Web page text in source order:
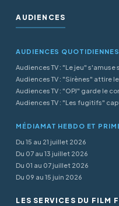
AUDIENCES
AUDIENCES QUOTIDIENNES
Audiences TV : "Le jeu" s'amuse
Audiences TV : "Sirènes" attire le
Audiences TV : "OPJ" garde le
Audiences TV : "Les fugitifs"
MÉDIAMAT HEBDO ET
Du 15 au 21 juillet 2026
Du 07 au 13 juillet 2026
Du 01 au 07 juillet 2026
Du 09 au 15 juin 2026
LES SERVICES DU FILM